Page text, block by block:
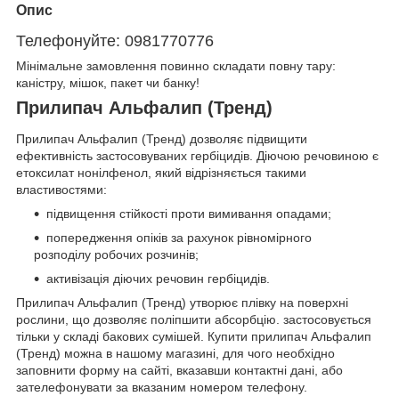
Опис
Телефонуйте: 0981770776
Мінімальне замовлення повинно складати повну тару:
каністру, мішок, пакет чи банку!
Прилипач Альфалип (Тренд)
Прилипач Альфалип (Тренд) дозволяє підвищити
ефективність застосовуваних гербіцидів. Діючою речовиною є
етоксилат нонілфенол, який відрізняється такими
властивостями:
підвищення стійкості проти вимивання опадами;
попередження опіків за рахунок рівномірного
розподілу робочих розчинів;
активізація діючих речовин гербіцидів.
Прилипач Альфалип (Тренд) утворює плівку на поверхні
рослини, що дозволяє поліпшити абсорбцію. застосовується
тільки у складі бакових сумішей. Купити прилипач Альфалип
(Тренд) можна в нашому магазині, для чого необхідно
заповнити форму на сайті, вказавши контактні дані, або
зателефонувати за вказаним номером телефону.